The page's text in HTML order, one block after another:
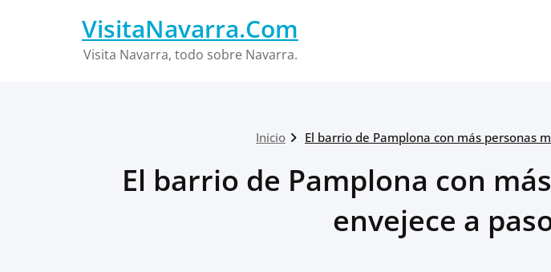
VisitaNavarra.Com
Visita Navarra, todo sobre Navarra.
Inicio El barrio de Pamplona con más personas
El barrio de Pamplona con
envejece a